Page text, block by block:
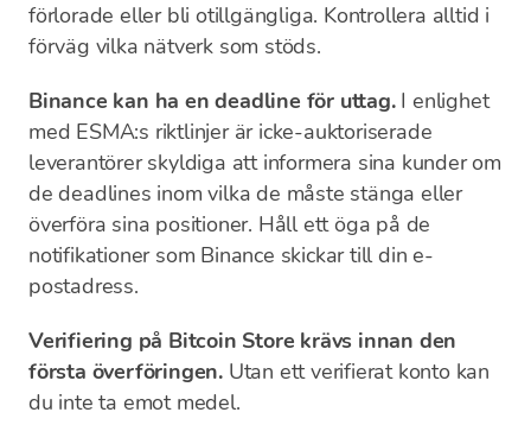
förlorade eller bli otillgängliga. Kontrollera alltid i
förväg vilka nätverk som stöds.
Binance kan ha en deadline för uttag.I enlighet
med ESMA:s riktlinjer är icke-auktoriserade
leverantörer skyldiga att informera sina kunder om
de deadlines inom vilka de måste stänga eller
överföra sina positioner. Håll ett öga på de
notifikationer som Binance skickar till din e-
postadress.
Verifiering på Bitcoin Store krävs innan den
första överföringen. Utan ett verifierat konto kan
du inte ta emot medel.